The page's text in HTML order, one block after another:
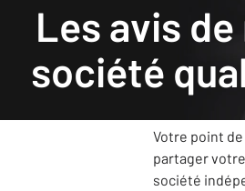
Les avis de nos clients recueillis et authentifiés par la
sociétéNotre agence
Votre point de
partager
société